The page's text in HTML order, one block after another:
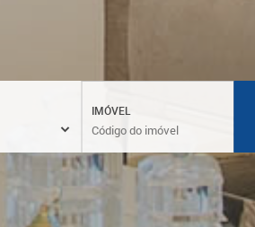
IMÓVEL